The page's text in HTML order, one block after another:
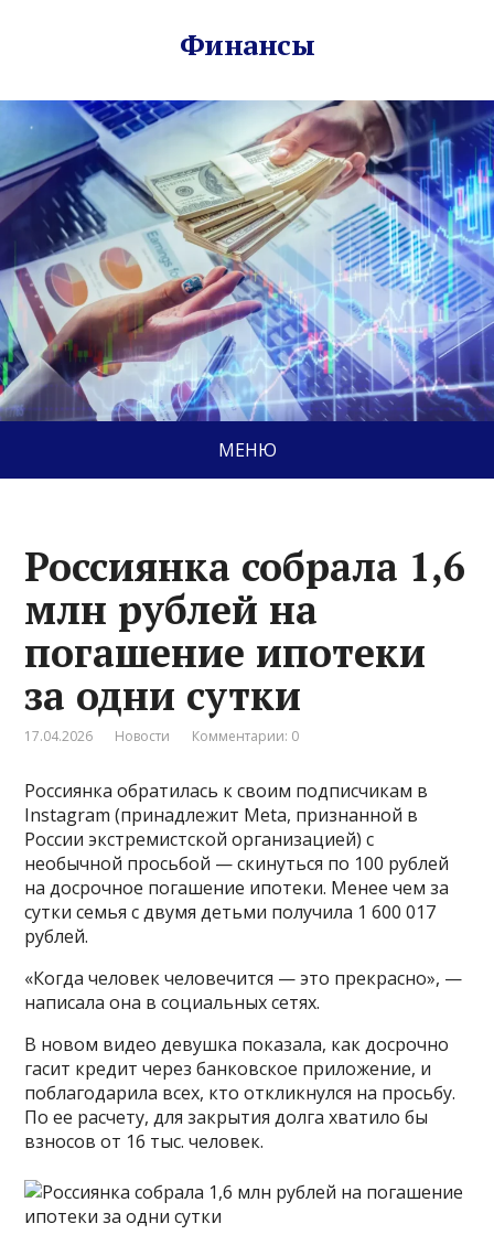
Финансы
МЕНЮ
Россиянка собрала 1,6
млн рублей на
погашение ипотеки
за одни сутки
17.04.2026 Новости Комментарии: 0
Россиянка обратилась к своим подписчикам в
Instagram (принадлежит Meta, признанной в
России экстремистской организацией) с
необычной просьбой — скинуться по 100 рублей
на досрочное погашение ипотеки. Менее чем за
сутки семья с двумя детьми получила 1 600 017
рублей.
«Когда человек человечится — это прекрасно»‍, —
написала она в социальных сетях.
В новом видео девушка показала, как досрочно
гасит кредит через банковское приложение, и
поблагодарила всех, кто откликнулся на просьбу.
По ее расчету, для закрытия долга хватило бы
взносов от 16 тыс. человек.